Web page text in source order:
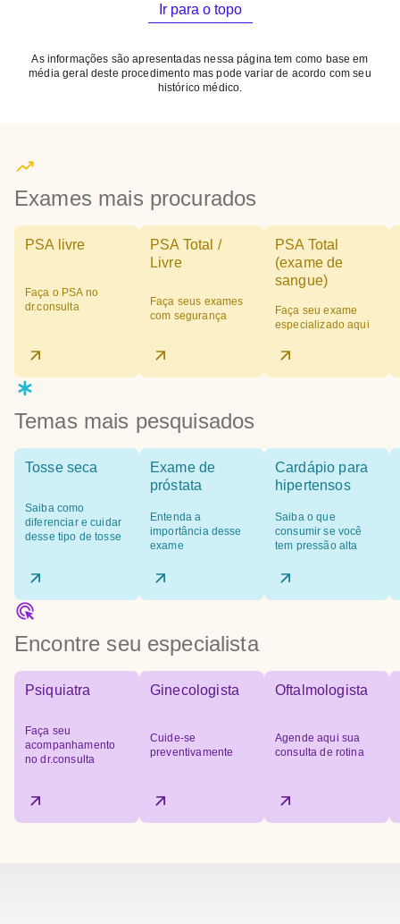
Ir para o topo
As informações são apresentadas nessa página tem como base em
média geral deste procedimento mas pode variar de acordo com seu
histórico médico.
Exames mais procurados
PSA livre
Faça o PSA no
dr.consulta
PSA Total /
Livre
Faça seus exames
com segurança
PSA Total
(exame de
sangue)
Faça seu exame
especializado aqui
Temas mais pesquisados
Tosse seca
Saiba como
diferenciar e cuidar
desse tipo de tosse
Exame de
próstata
Entenda a
importância desse
exame
Cardápio para
hipertensos
Saiba o que
consumir se você
tem pressão alta
Encontre seu especialista
Psiquiatra
Faça seu
acompanhamento
no dr.consulta
Ginecologista
Cuide-se
preventivamente
Oftalmologista
Agende aqui sua
consulta de rotina